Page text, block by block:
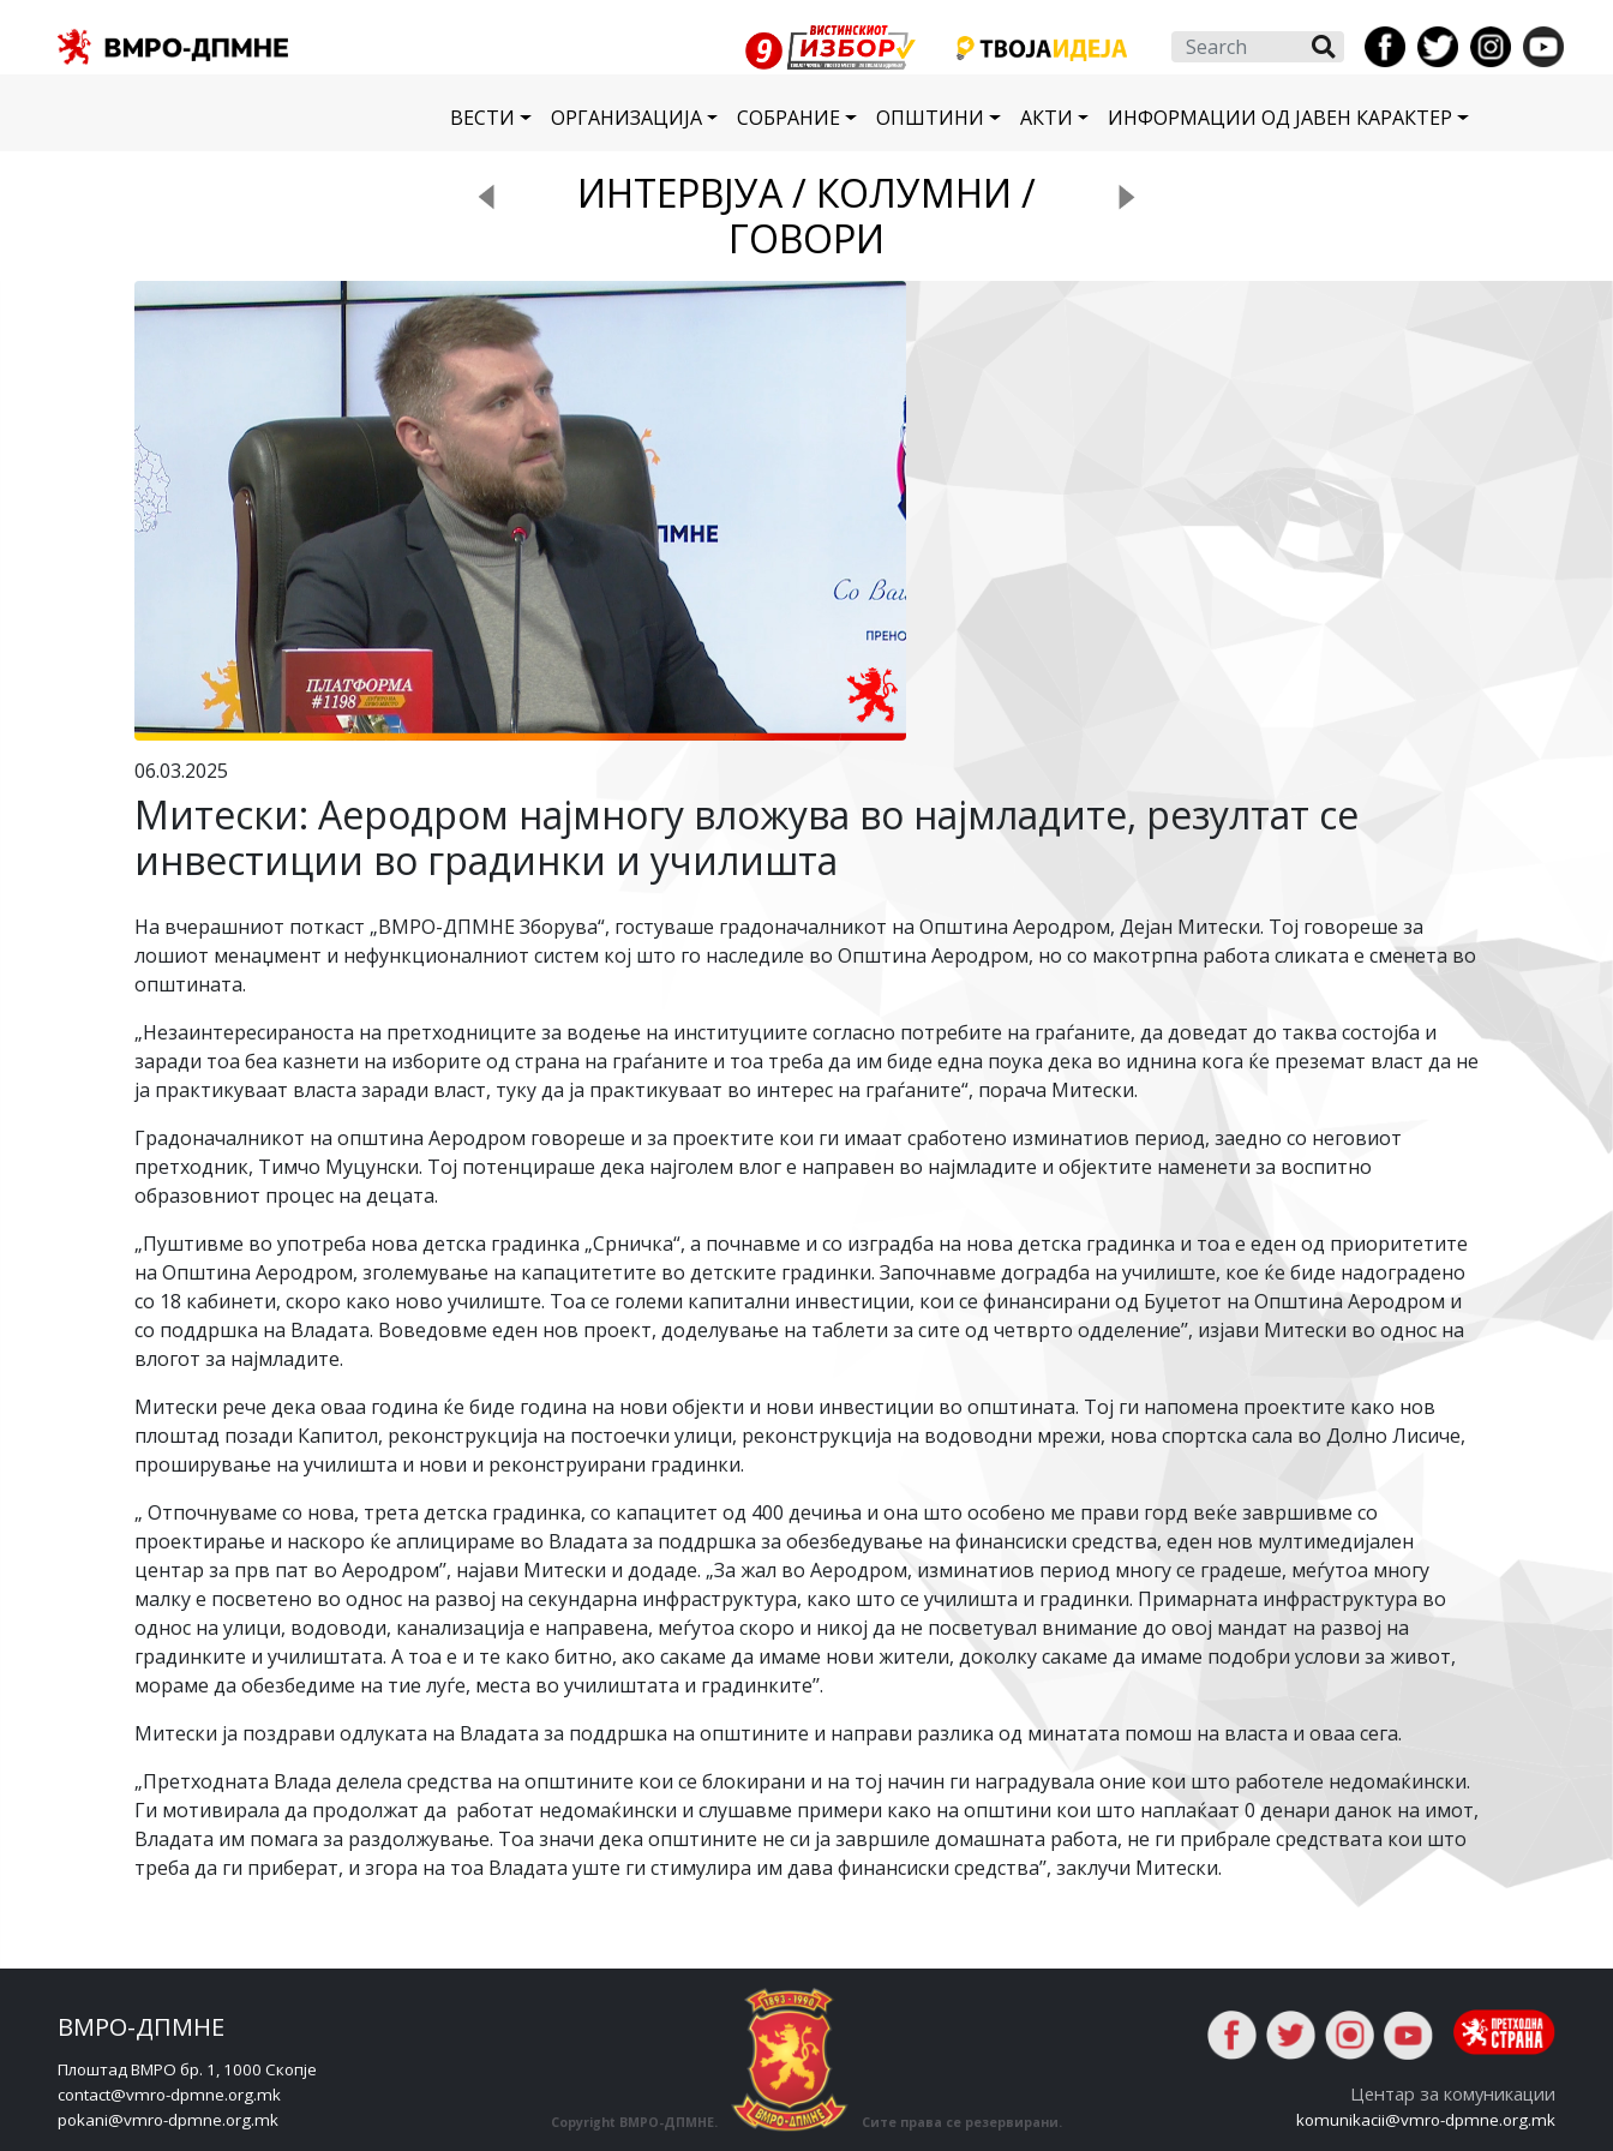
Search
ВЕСТИ ОРГАНИЗАЦИЈА СОБРАНИЕ ОПШТИНИ АКТИ ИНФОРМАЦИИ ОД ЈАВЕН КАРАКТЕР
ИНТЕРВЈУА / КОЛУМНИ /
ГОВОРИ
06.03.2025
Митески: Аеродром најмногу вложува во најмладите, резултат се
инвестиции во градинки и училишта
На вчерашниот поткаст „ВМРО-ДПМНЕ Зборува“, гостуваше градоначалникот на Општина Аеродром, Дејан Митески. Тој говореше за
лошиот менаџмент и нефункционалниот систем кој што го наследиле во Општина Аеродром, но со макотрпна работа сликата е сменета во
општината.
„Незаинтересираноста на претходниците за водење на институциите согласно потребите на граѓаните, да доведат до таква состојба и
заради тоа беа казнети на изборите од страна на граѓаните и тоа треба да им биде една поука дека во иднина кога ќе преземат власт да не
ја практикуваат власта заради власт, туку да ја практикуваат во интерес на граѓаните“, порача Митески.
Градоначалникот на општина Аеродром говореше и за проектите кои ги имаат сработено изминатиов период, заедно со неговиот
претходник, Тимчо Муцунски. Тој потенцираше дека најголем влог е направен во најмладите и објектите наменети за воспитно
образовниот процес на децата.
„Пуштивме во употреба нова детска градинка „Срничка“, а почнавме и со изградба на нова детска градинка и тоа е еден од приоритетите
на Општина Аеродром, зголемување на капацитетите во детските градинки. Започнавме доградба на училиште, кое ќе биде надоградено
со 18 кабинети, скоро како ново училиште. Тоа се големи капитални инвестиции, кои се финансирани од Буџетот на Општина Аеродром и
со поддршка на Владата. Воведовме еден нов проект, доделување на таблети за сите од четврто одделение’’, изјави Митески во однос на
влогот за најмладите.
Митески рече дека оваа година ќе биде година на нови објекти и нови инвестиции во општината. Тој ги напомена проектите како нов
плоштад позади Капитол, реконструкција на постоечки улици, реконструкција на водоводни мрежи, нова спортска сала во Долно Лисиче,
проширување на училишта и нови и реконструирани градинки.
„ Отпочнуваме со нова, трета детска градинка, со капацитет од 400 дечиња и она што особено ме прави горд веќе завршивме со
проектирање и наскоро ќе аплицираме во Владата за поддршка за обезбедување на финансиски средства, еден нов мултимедијален
центар за прв пат во Аеродром’’, најави Митески и додаде. „За жал во Аеродром, изминатиов период многу се градеше, меѓутоа многу
малку е посветено во однос на развој на секундарна инфраструктура, како што се училишта и градинки. Примарната инфраструктура во
однос на улици, водоводи, канализација е направена, меѓутоа скоро и никој да не посветувал внимание до овој мандат на развој на
градинките и училиштата. А тоа е и те како битно, ако сакаме да имаме нови жители, доколку сакаме да имаме подобри услови за живот,
мораме да обезбедиме на тие луѓе, места во училиштата и градинките’’.
Митески ја поздрави одлуката на Владата за поддршка на општините и направи разлика од минатата помош на власта и оваа сега.
„Претходната Влада делела средства на општините кои се блокирани и на тој начин ги наградувала оние кои што работеле недомаќински.
Ги мотивирала да продолжат да работат недомаќински и слушавме примери како на општини кои што наплаќаат 0 денари данок на имот,
Владата им помага за раздолжување. Тоа значи дека општините не си ја завршиле домашната работа, не ги прибрале средствата кои што
треба да ги приберат, и згора на тоа Владата уште ги стимулира им дава финансиски средства’’, заклучи Митески.
ВМРО-ДПМНЕ
Плоштад ВМРО бр. 1, 1000 Скопје
contact@vmro-dpmne.org.mk
pokani@vmro-dpmne.org.mk
Copyright ВМРО-ДПМНЕ. Сите права се резервирани.
Центар за комуникации
komunikacii@vmro-dpmne.org.mk